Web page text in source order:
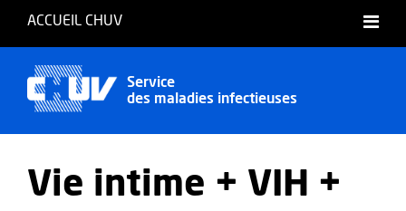
ACCUEIL CHUV
Service
des maladies infectieuses
Vie intime + VIH +